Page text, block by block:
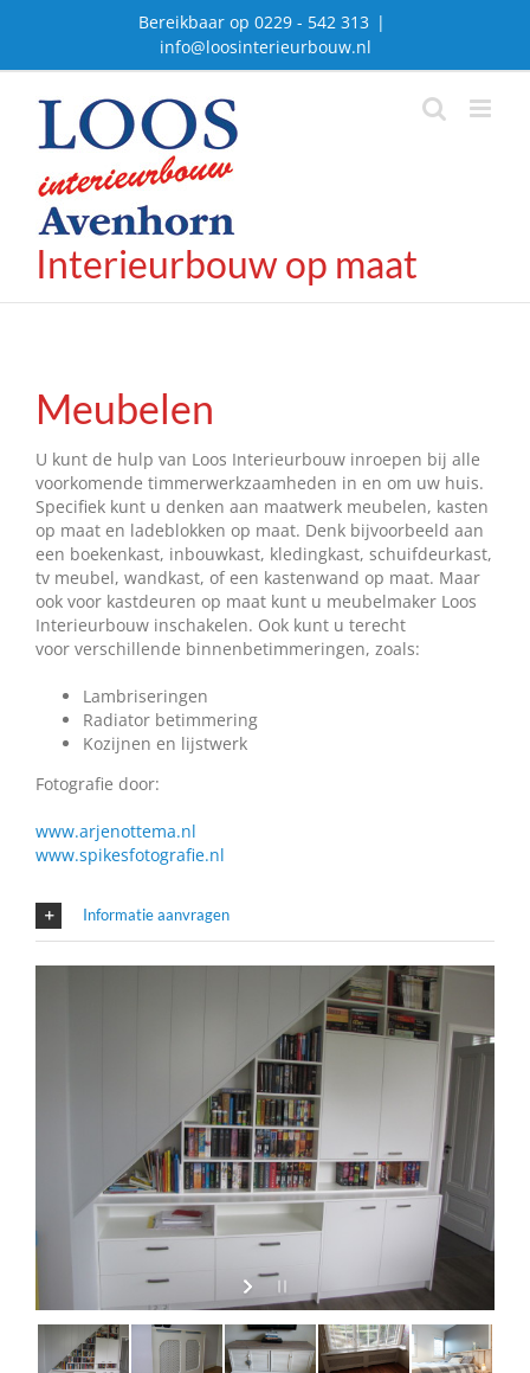
Bereikbaar op 0229 - 542 313 |
info@loosinterieurbouw.nl
Interieurbouw op maat
Meubelen
U kunt de hulp van Loos Interieurbouw inroepen bij alle
voorkomende timmerwerkzaamheden in en om uw huis.
Specifiek kunt u denken aan maatwerk meubelen, kasten
op maat en ladeblokken op maat. Denk bijvoorbeeld aan
een boekenkast, inbouwkast, kledingkast, schuifdeurkast,
tv meubel, wandkast, of een kastenwand op maat. Maar
ook voor kastdeuren op maat kunt u meubelmaker Loos
Interieurbouw inschakelen. Ook kunt u terecht
voor verschillende binnenbetimmeringen, zoals:
Lambriseringen
Radiator betimmering
Kozijnen en lijstwerk
Fotografie door:
www.arjenottema.nl
www.spikesfotografie.nl
Informatie aanvragen